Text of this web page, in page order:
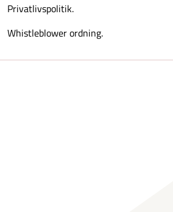
Privatlivspolitik.
Whistleblower ordning.